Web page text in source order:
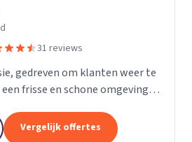
31 reviews
gedreven om klanten weer te
frisse en schone omgeving.
Het bedrijf voor uw...
Vergelijk offertes